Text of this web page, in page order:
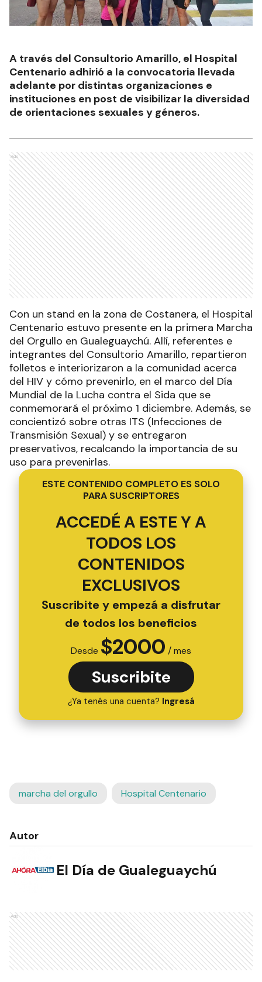
A través del Consultorio Amarillo, el Hospital
Centenario adhirió a la convocatoria llevada
adelante por distintas organizaciones e
instituciones en post de visibilizar la diversidad
de orientaciones sexuales y géneros.
Ads
Con un stand en la zona de Costanera, el Hospital
Centenario estuvo presente en la primera Marcha
del Orgullo en Gualeguaychú. Allí, referentes e
integrantes del Consultorio Amarillo, repartieron
folletos e interiorizaron a la comunidad acerca
del HIV y cómo prevenirlo, en el marco del Día
Mundial de la Lucha contra el Sida que se
conmemorará el próximo 1 diciembre. Además, se
concientizó sobre otras ITS (Infecciones de
Transmisión Sexual) y se entregaron
preservativos, recalcando la importancia de su
uso para prevenirlas.
ESTE CONTENIDO COMPLETO ES SOLO
PARA SUSCRIPTORES
ACCEDÉ A ESTE Y A
TODOS LOS
CONTENIDOS
EXCLUSIVOS
Suscribite y empezá a disfrutar
de todos los beneficios
Desde $2000 / mes
Suscribite
¿Ya tenés una cuenta? Ingresá
marcha del orgullo Hospital Centenario
Autor
El Día de Gualeguaychú
Ads